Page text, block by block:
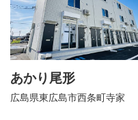
あかり尾形
広島県東広島市西条町寺家